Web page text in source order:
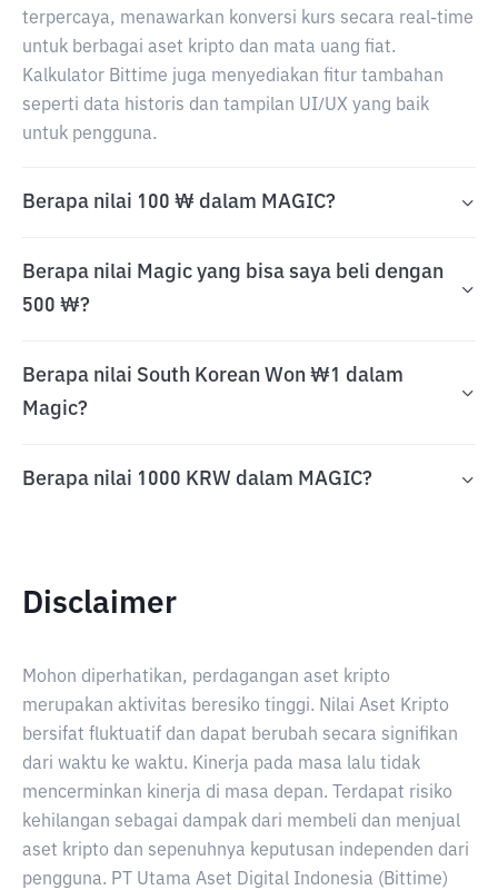
terpercaya, menawarkan konversi kurs secara real-time
untuk berbagai aset kripto dan mata uang fiat.
Kalkulator Bittime juga menyediakan fitur tambahan
seperti data historis dan tampilan UI/UX yang baik
untuk pengguna.
Berapa nilai 100 ₩ dalam MAGIC?
Berapa nilai Magic yang bisa saya beli dengan
500 ₩?
Berapa nilai South Korean Won ₩1 dalam
Magic?
Berapa nilai 1000 KRW dalam MAGIC?
Disclaimer
Mohon diperhatikan, perdagangan aset kripto
merupakan aktivitas beresiko tinggi. Nilai Aset Kripto
bersifat fluktuatif dan dapat berubah secara signifikan
dari waktu ke waktu. Kinerja pada masa lalu tidak
mencerminkan kinerja di masa depan. Terdapat risiko
kehilangan sebagai dampak dari membeli dan menjual
aset kripto dan sepenuhnya keputusan independen dari
pengguna. PT Utama Aset Digital Indonesia (Bittime)